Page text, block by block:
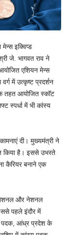
इक्विप्ड
जे. भागवत राव ने
एशियन मेन्स
वर्ग में उत्कृष्ट प्रदर्शन
तहत आयोजित स्कॉट
स्पर्धा में भी कांस्य
दी। मुख्यमंत्री ने
किया है। इससे उभरते
कैरियर बनाने एक
और नेशनल
पहले इंदौर में
पदक, आंध्र प्रदेश के